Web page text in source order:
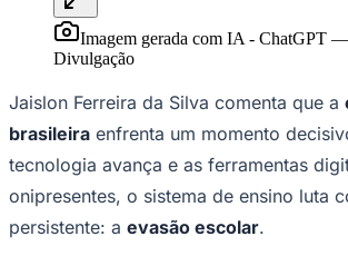
Competições de Futebol
Brasileirão Série A
Brasileirão Série B
Copa do Brasil
Libertadores
Copa América
Champions League
Premier League
La Liga
Imagem gerada com IA - ChatGPT —
Divulgação
Jaislon Ferreira da Silva comenta que a
brasileira enfrenta um momento
tecnologia avança e as ferramentas
onipresentes, o sistema de ensino luta
persistente: a evasão escolar.